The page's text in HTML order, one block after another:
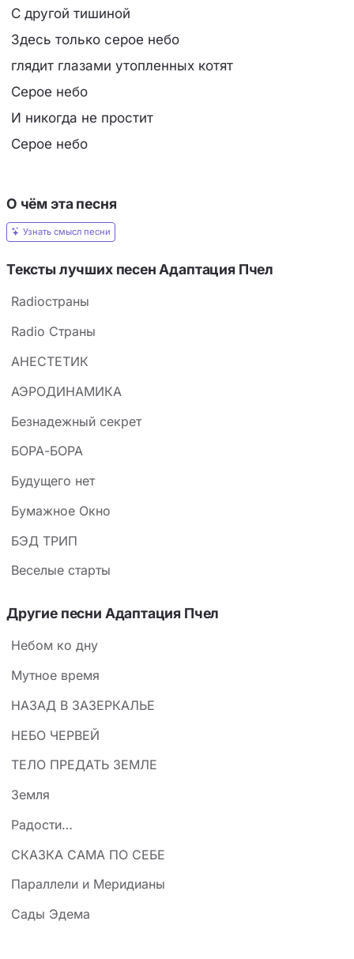
С другой тишиной
Здесь только серое небо
глядит глазами утопленных котят
Серое небо
И никогда не простит
Серое небо
О чём эта песня
Узнать смысл песни
Тексты лучших песен Адаптация Пчел
Radioстраны
Radio Страны
АНЕСТЕТИК
АЭРОДИНАМИКА
Безнадежный секрет
БОРА-БОРА
Будущего нет
Бумажное Окно
БЭД ТРИП
Веселые старты
Другие песни Адаптация Пчел
Небом ко дну
Мутное время
НАЗАД В ЗАЗЕРКАЛЬЕ
НЕБО ЧЕРВЕЙ
ТЕЛО ПРЕДАТЬ ЗЕМЛЕ
Земля
Радости…
СКАЗКА САМА ПО СЕБЕ
Параллели и Меридианы
Сады Эдема